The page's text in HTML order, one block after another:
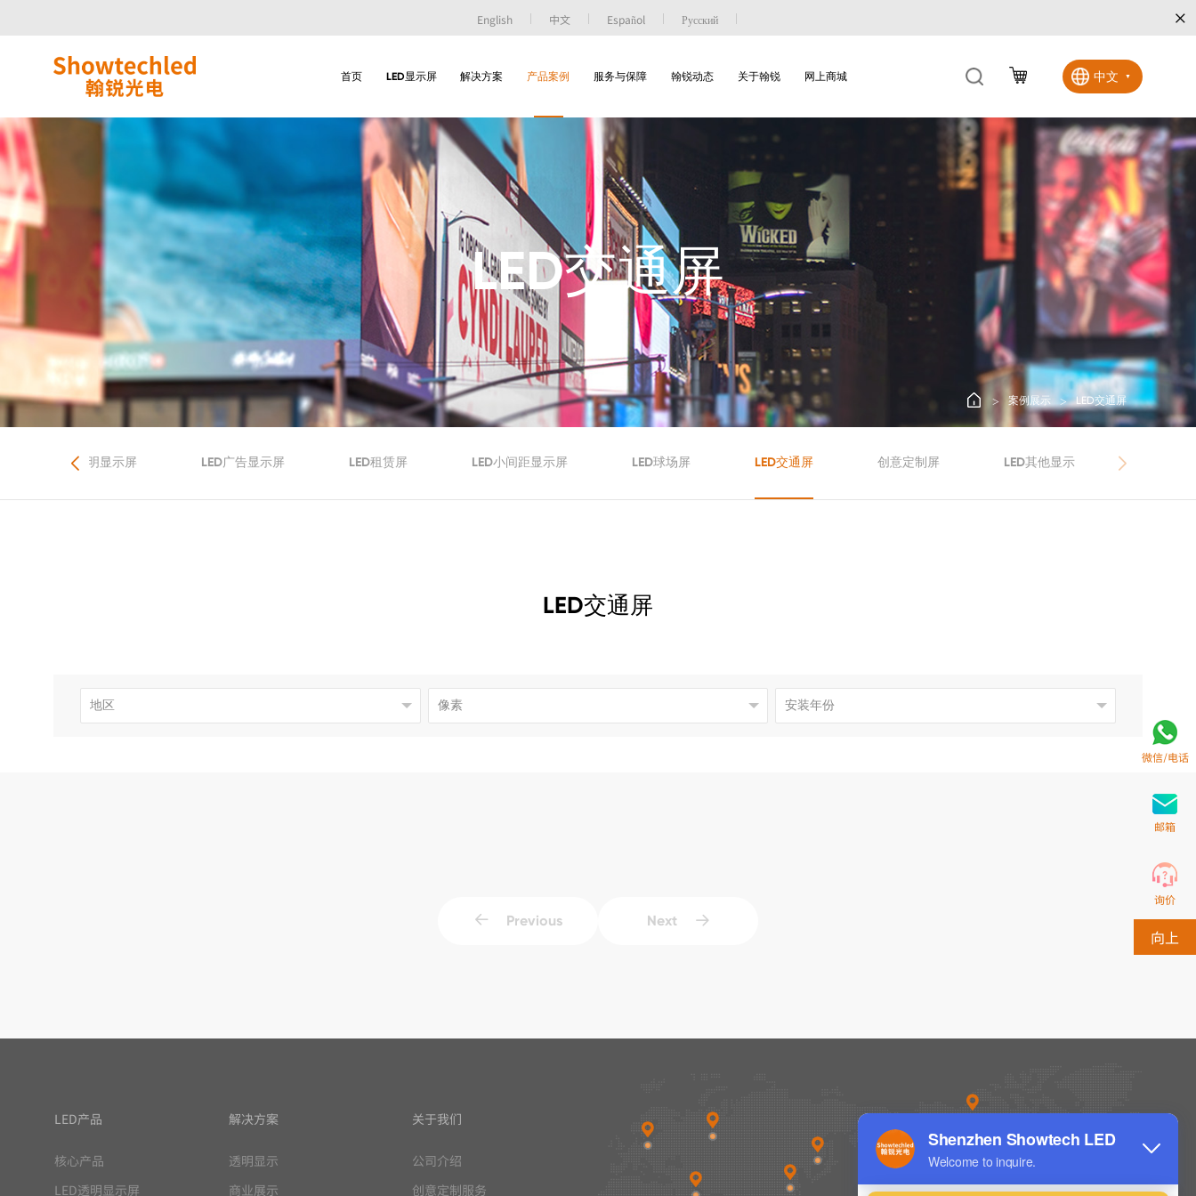
English 中文 Español Русский ×
首页 LED显示屏 解决方案 产品案例 服务与保障 翰锐动态 关于翰锐 网上商城 中文 ▼
LED交通屏
案例展示 LED交通屏
LED透明显示屏 LED广告显示屏 LED租赁屏 LED小间距显示屏 LED球场屏 LED交通屏 创意定制屏 LED其他显示
LED交通屏
Previous Next
LED产品
核心产品
LED透明显示屏
解决方案
透明显示
商业展示
关于我们
公司介绍
创意定制服务
微信/电话
邮箱
询价
向上